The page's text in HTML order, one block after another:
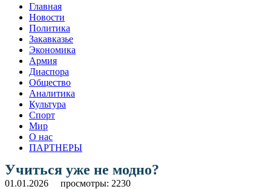
Главная
Новости
Политика
Закавказье
Экономика
Армия
Диаспора
Общество
Аналитика
Культура
Спорт
Мир
О нас
ПАРТНЕРЫ
Учиться уже не модно?
01.01.2026 просмотры: 2230